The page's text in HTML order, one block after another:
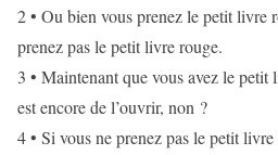
2 • Ou bien vous prenez le petit livre
prenez pas le petit livre rouge.
3 • Maintenant que vous avez le
est encore de l’ouvrir, non ?
4 • Si vous ne prenez pas le petit